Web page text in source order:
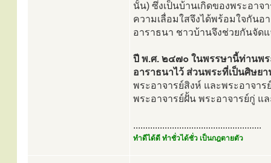
นั้น) ซึ่งเป็นบ้านเกิดของพระอาจ
ความเลื่อมใสจึงได้พร้อมใจกันอ
อาราธนา ชาวบ้านจึงช่วยกันจัด
ปี พ.ศ. ๒๔๗๐ ในพรรษานี้ท่านพ
อาราธนาไว้ ส่วนพระที่เป็นศิษย
พระอาจารย์สิงห์ และพระอาจา
พระอาจารย์ฝั้น พระอาจารย์กู่ แ
.....................................................
ทำดีได้ดี ทำชั่วได้ชั่ว เป็นกฎตายตัว